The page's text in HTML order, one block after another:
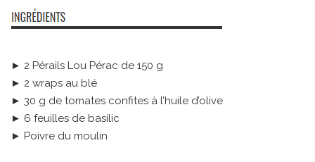
► 2 Pérails Lou Pérac de 150 g
► 2 wraps au blé
► 30 g de tomates confites à l’huile d’olive
► 6 feuilles de basilic
► Poivre du moulin